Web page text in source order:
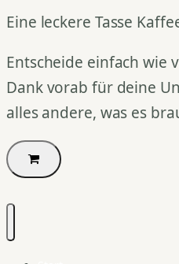
Eine leckere Tasse
Entscheide einfach wie
Dank vorab für deine
alles andere, was es